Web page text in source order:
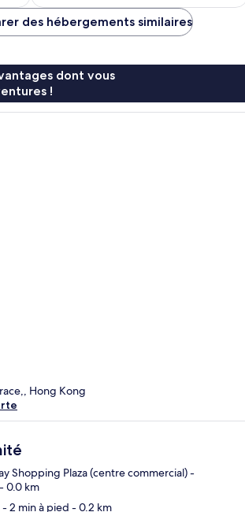
des hébergements similaires
dont vous
!
Hong Kong
Shopping Plaza (centre commercial)-
- 0.0 km
- 2 min à pied - 0.2 km